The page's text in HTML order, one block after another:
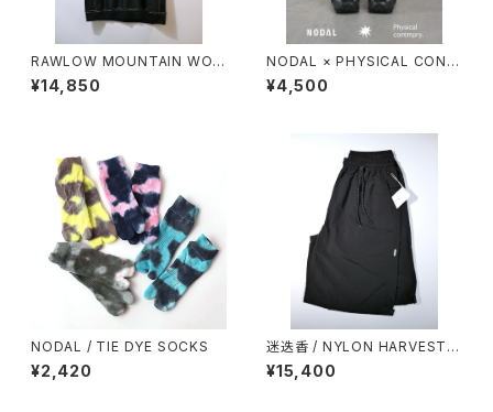
RAWLOW MOUNTAIN WOR
KS / DAD LITE CREW
¥14,850
NODAL × PHYSICAL CONT
MPRY.
¥4,500
NODAL / TIE DYE SOCKS
¥2,420
迷迭香 / NYLON HARVEST L
OOSE SHORTS（2026）
¥15,400